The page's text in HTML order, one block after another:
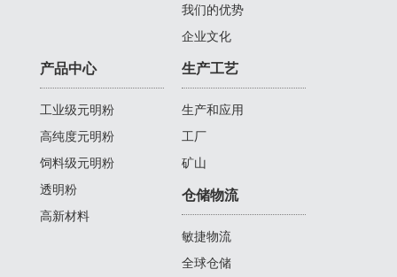
我们的优势
企业文化
产品中心
工业级元明粉
高纯度元明粉
饲料级元明粉
透明粉
高新材料
生产工艺
生产和应用
工厂
矿山
仓储物流
敏捷物流
全球仓储